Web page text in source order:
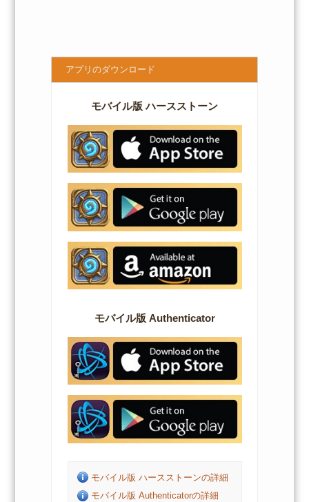
アプリのダウンロード
モバイル版 ハースストーン
モバイル版 Authenticator
モバイル版 ハースストーンの詳細
モバイル版 Authenticatorの詳細